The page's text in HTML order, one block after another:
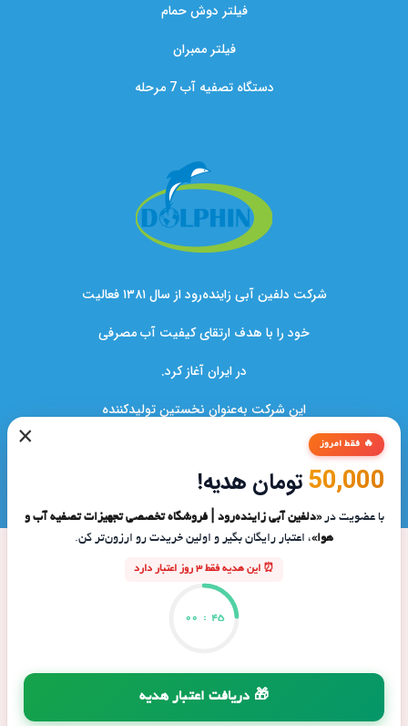
فیلتر دوش حمام
فیلتر ممبران
دستگاه تصفیه آب 7 مرحله
شرکت دلفین آبی زاینده‌رود از سال ۱۳۸۱ فعالیت
خود را با هدف ارتقای کیفیت آب مصرفی
در ایران آغاز کرد.
این شرکت به‌عنوان نخستین تولیدکننده
دستگاه‌های تصفیه آب در کشور،نقشی کلیدی
در بهبود سلامت خانواده‌ها و صنایع ایفا کرده است.
× 🔥 فقط امروز
50,000تومان هدیه!
با عضویت در«دلفین آبی زاینده‌رود | فروشگاه تخصصی تجهیزات تصفیه آب و
هوا»، اعتبار رایگان بگیر و اولین خریدت رو ارزون‌تر کن.
⏰ این هدیه فقط 3 روز اعتبار دارد
45
:
00
🎁 دریافت اعتبار هدیه